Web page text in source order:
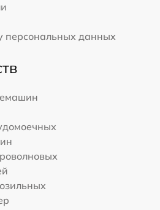
персональных данных